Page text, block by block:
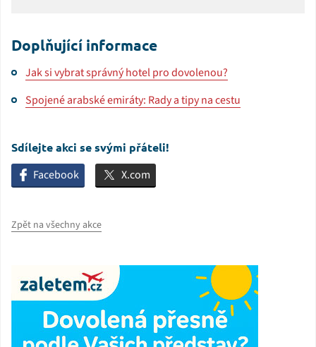
Doplňující informace
Jak si vybrat správný hotel pro dovolenou?
Spojené arabské emiráty: Rady a tipy na cestu
Sdílejte akci se svými přáteli!
Facebook X.com
Zpět na všechny akce